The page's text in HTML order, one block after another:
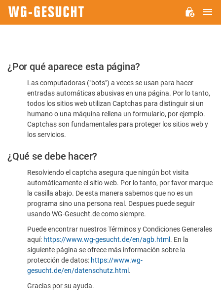
Por
favor,
confirme
humano
¿Por qué aparece esta página?
Las computadoras ("bots") a veces se usan para hacer
entradas automáticas abusivas en una página. Por lo tanto,
todos los sitios web utilizan Captchas para distinguir si un
humano o una máquina rellena un formulario, por ejemplo.
Captchas son fundamentales para proteger los sitios web y
los servicios.
¿Qué se debe hacer?
Resolviendo el captcha asegura que ningún bot visita
automáticamente el sitio web. Por lo tanto, por favor marque
la casilla abajo. De esta manera sabemos que no es un
programa sino una persona real. Despues puede seguir
usando WG-Gesucht.de como siempre.
Puede encontrar nuestros Términos y Condiciones Generales
aquí: https://www.wg-gesucht.de/en/agb.html . En la
siguiente página se ofrece más información sobre la
protección de datos: https://www.wg-
gesucht.de/en/datenschutz.html .
Gracias por su ayuda.